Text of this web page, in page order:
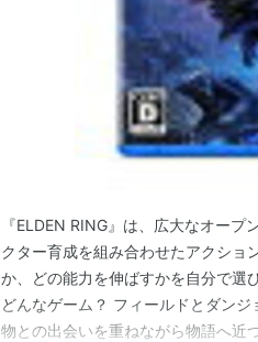
『ELDEN RING』は、広大なオー
クター育成を組み合わせたアクショ
か、どの能力を伸ばすかを自分で選
どんなゲーム？ フィールドとダン
物との出会いを重ねながら物語へ近